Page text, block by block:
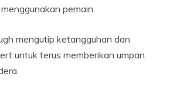
g
i
pemain.
mengutip ketangguhan dan
untuk terus memberikan umpan